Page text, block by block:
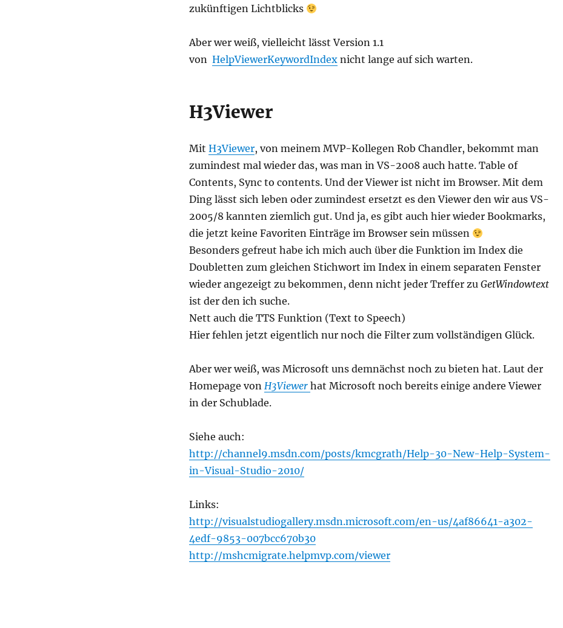
zukünftigen Lichtblicks
Aber wer weiß, vielleicht lässt Version 1.1
von HelpViewerKeywordIndex nicht lange auf sich warten.
H3Viewer
Mit H3Viewer, von meinem MVP-Kollegen Rob Chandler, bekommt man
zumindest mal wieder das, was man in VS-2008 auch hatte. Table of
Contents, Sync to contents. Und der Viewer ist nicht im Browser. Mit dem
Ding lässt sich leben oder zumindest ersetzt es den Viewer den wir aus VS-
2005/8 kannten ziemlich gut. Und ja, es gibt auch hier wieder Bookmarks,
die jetzt keine Favoriten Einträge im Browser sein müssen
Besonders gefreut habe ich mich auch über die Funktion im Index die
Doubletten zum gleichen Stichwort im Index in einem separaten Fenster
wieder angezeigt zu bekommen, denn nicht jeder Treffer zu GetWindowtext
ist der den ich suche.
Nett auch die TTS Funktion (Text to Speech)
Hier fehlen jetzt eigentlich nur noch die Filter zum vollständigen Glück.
Aber wer weiß, was Microsoft uns demnächst noch zu bieten hat. Laut der
Homepage von H3Viewer hat Microsoft noch bereits einige andere Viewer
in der Schublade.
Siehe auch:
http://channel9.msdn.com/posts/kmcgrath/Help-30-New-Help-System-
in-Visual-Studio-2010/
Links:
http://visualstudiogallery.msdn.microsoft.com/en-us/4af86641-a302-
4edf-9853-007bcc670b30
http://mshcmigrate.helpmvp.com/viewer